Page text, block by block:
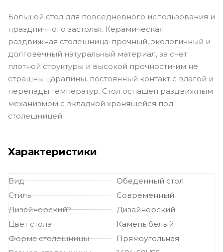
белые столы Прямоугольные большие столы Белые большие
столы
Большой стол для повседневного использования и
праздничного застолья. Керамическая
раздвижная столешница-прочный, экологичный и
долговечный натуральный материал, за счет
плотной структуры и высокой прочности-им не
страшны царапины, постоянный контакт с влагой и
перепады температур. Стол оснащен раздвижным
механизмом с вкладкой хранящейся под
столешницей.
Характеристики
Вид
Обеденный стол
Стиль
Современный
Дизайнерский?
Дизайнерский
Цвет стола
Камень белый
Форма столешницы
Прямоугольная